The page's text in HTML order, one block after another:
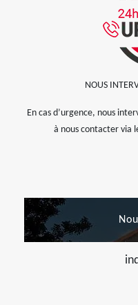
NOUS
En cas d’urgence, nous
à nous contacter via